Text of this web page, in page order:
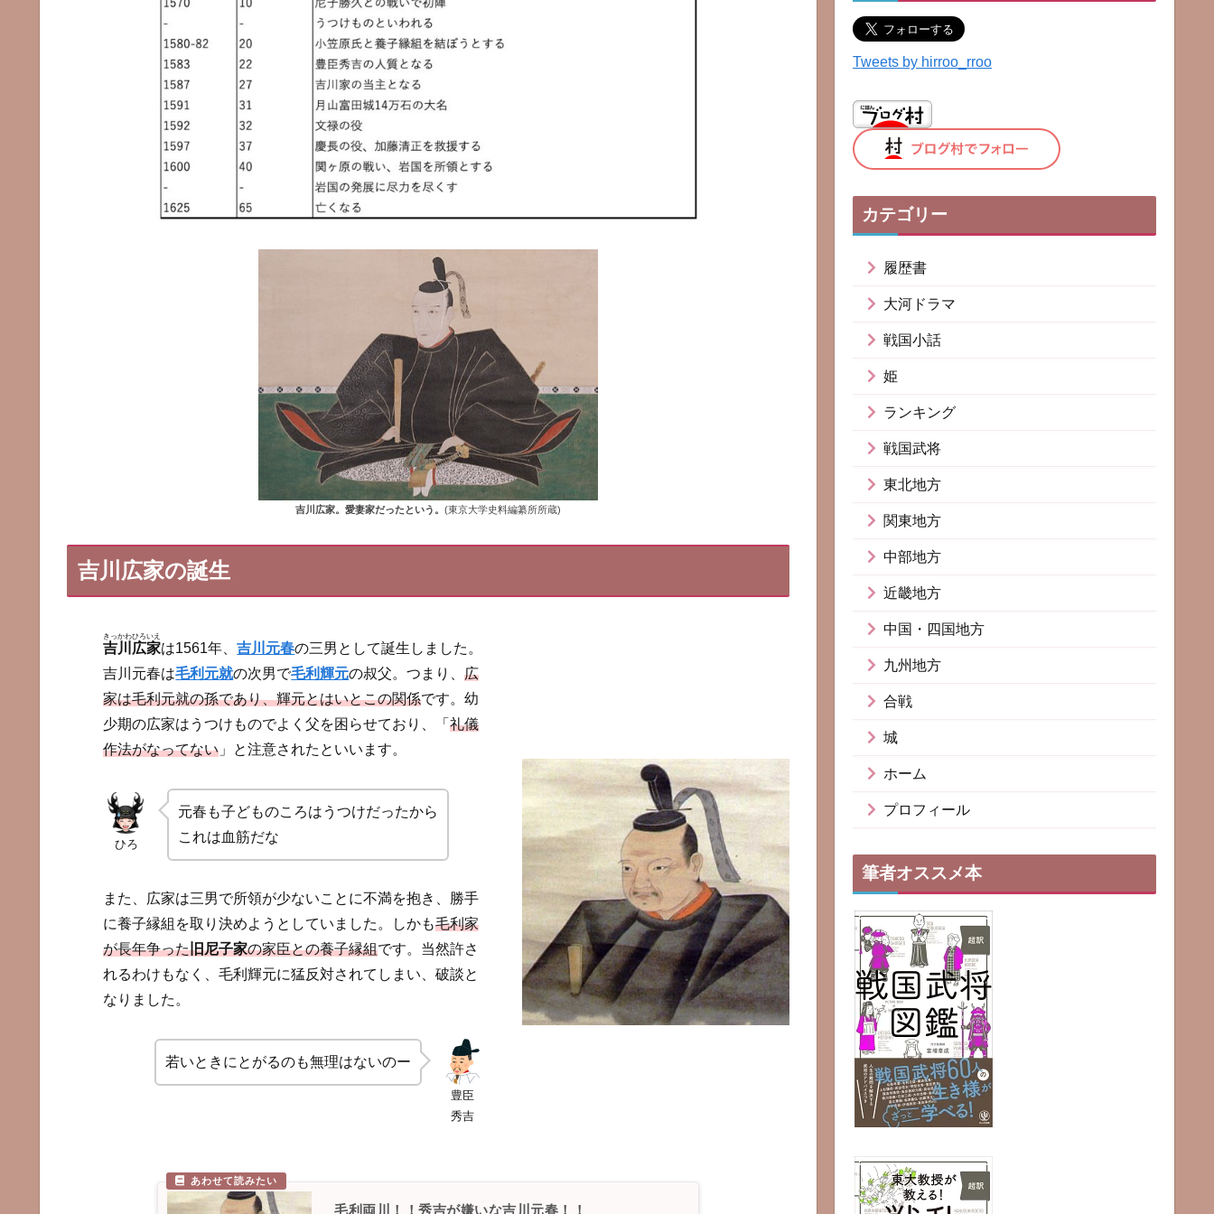
吉川広家。愛妻家だったという。 (東京大学史料編纂所所蔵)
吉川広家の誕生
吉川広家
きっかわひろいえ
は1561年、吉川元春の三男として誕生しました。
吉川元春は毛利元就の次男で毛利輝元の叔父。つまり、広
家は毛利元就の孫であり、輝元とはいとこの関係です。幼
少期の広家はうつけものでよく父を困らせており、「礼儀
作法がなってない 」と注意されたといいます。
ひろ
元春も子どものころはうつけだったから
これは血筋だな
また、広家は三男で所領が少ないことに不満を抱き、勝手
に養子縁組を取り決めようとしていました。しかも毛利家
が長年争った旧尼子家の家臣との養子縁組です。当然許さ
れるわけもなく、毛利輝元に猛反対されてしまい、破談と
なりました。
豊臣
秀吉
若いときにとがるのも無理はないのー
毛利両川！！秀吉が嫌いな吉川元春！！
Tweets by hirroo_rroo
カテゴリー
履歴書
大河ドラマ
戦国小話
姫
ランキング
戦国武将
東北地方
関東地方
中部地方
近畿地方
中国・四国地方
九州地方
合戦
城
ホーム
プロフィール
筆者オススメ本